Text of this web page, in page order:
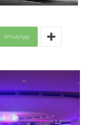
WhatsApp